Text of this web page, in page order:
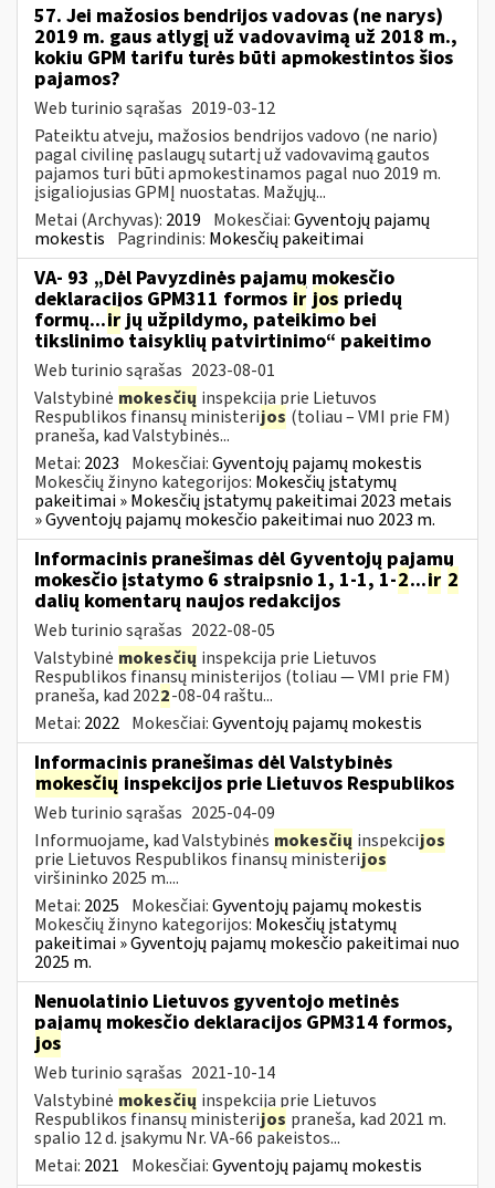
57. Jei mažosios bendrijos vadovas (ne narys)
2019 m. gaus atlygį už vadovavimą už 2018 m.,
kokiu GPM tarifu turės būti apmokestintos šios
pajamos?
Web turinio sąrašas 2019-03-12
Pateiktu atveju, mažosios bendrijos vadovo (ne nario)
pagal civilinę paslaugų sutartį už vadovavimą gautos
pajamos turi būti apmokestinamos pagal nuo 2019 m.
įsigaliojusias GPMĮ nuostatas. Mažųjų...
Metai (Archyvas): 2019 Mokesčiai:Gyventojų pajamų
mokestis Pagrindinis: Mokesčių pakeitimai
VA- 93 „Dėl Pavyzdinės pajamų mokesčio
deklaracijos GPM311 formos ir jos priedų
formų...irjų užpildymo, pateikimo bei
tikslinimo taisyklių patvirtinimo“ pakeitimo
Web turinio sąrašas 2023-08-01
Valstybinė mokesčių inspekcija prie Lietuvos
Respublikos finansų ministerijos (toliau – VMI prie FM)
praneša, kad Valstybinės...
Metai: 2023 Mokesčiai:Gyventojų pajamų mokestis
Mokesčių žinyno kategorijos: Mokesčių įstatymų
pakeitimai » Mokesčių įstatymų pakeitimai 2023 metais
» Gyventojų pajamų mokesčio pakeitimai nuo 2023 m.
Informacinis pranešimas dėl Gyventojų pajamų
mokesčio įstatymo 6 straipsnio 1, 1-1, 1-2...ir 2
dalių komentarų naujos redakcijos
Web turinio sąrašas 2022-08-05
Valstybinė mokesčių inspekcija prie Lietuvos
Respublikos finansų ministerijos (toliau — VMI prie FM)
praneša, kad 2022-08-04 raštu...
Metai: 2022 Mokesčiai:Gyventojų pajamų mokestis
Informacinis pranešimas dėl Valstybinės
mokesčių inspekcijos prie Lietuvos Respublikos
Web turinio sąrašas 2025-04-09
Informuojame, kad Valstybinės mokesčių inspekcijos
prie Lietuvos Respublikos finansų ministerijos
viršininko 2025 m....
Metai: 2025 Mokesčiai:Gyventojų pajamų mokestis
Mokesčių žinyno kategorijos: Mokesčių įstatymų
pakeitimai » Gyventojų pajamų mokesčio pakeitimai nuo
2025 m.
Nenuolatinio Lietuvos gyventojo metinės
pajamų mokesčio deklaracijos GPM314 formos,
jos
Web turinio sąrašas 2021-10-14
Valstybinė mokesčių inspekcija prie Lietuvos
Respublikos finansų ministerijos praneša, kad 2021 m.
spalio 12 d. įsakymu Nr. VA-66 pakeistos...
Metai: 2021 Mokesčiai:Gyventojų pajamų mokestis